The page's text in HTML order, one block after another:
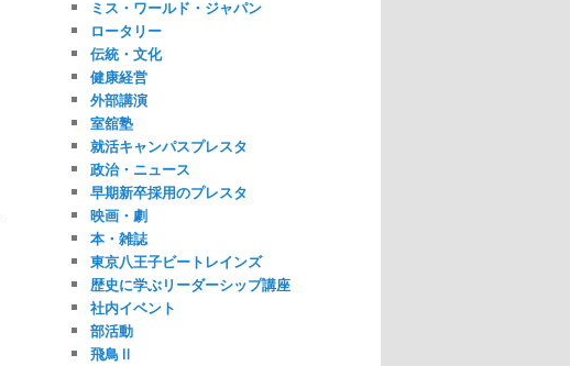
ミス・ワールド・ジャパン
ロータリー
伝統・文化
健康経営
外部講演
室舘塾
就活キャンパスプレスタ
政治・ニュース
早期新卒採用のプレスタ
映画・劇
本・雑誌
東京八王子ビートレインズ
歴史に学ぶリーダーシップ講座
社内イベント
部活動
飛鳥Ⅱ